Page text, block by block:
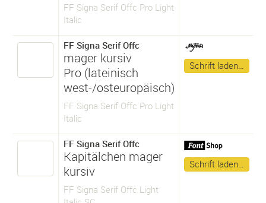
FF Signa Serif Offc Pro Light
Italic
FF Signa Serif Offc
mager kursiv
Pro (lateinisch
west-/osteuropäisch)
FF Signa Serif Offc Pro Light
Italic
Schrift laden…
FF Signa Serif Offc
Kapitälchen mager
kursiv
FF Signa Serif Offc Light
Schrift laden…